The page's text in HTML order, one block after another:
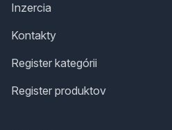
Inzercia
Kontakty
Register kategórii
Register produktov